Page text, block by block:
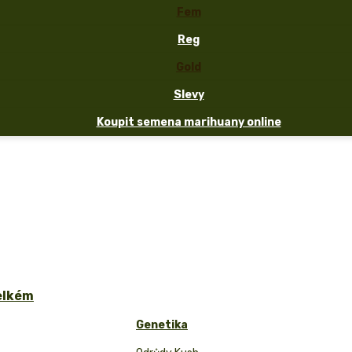
Fem
Reg
Gold
Slevy
Koupit semena marihuany online
Genetika